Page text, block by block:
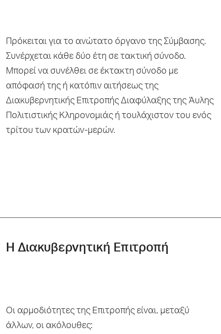
Πρόκειται για το ανώτατο όργανο της Σύμβασης.
Συνέρχεται κάθε δύο έτη σε τακτική σύνοδο.
Μπορεί να συνέλθει σε έκτακτη σύνοδο με
απόφασή της ή κατόπιν αιτήσεως της
Διακυβερνητικής Επιτροπής Διαφύλαξης της Άυλης
Πολιτιστικής Κληρονομιάς ή τουλάχιστον του ενός
τρίτου των κρατών-μερών.
Η Διακυβερνητική Επιτροπή
Οι αρμοδιότητες της Επιτροπής είναι, μεταξύ
άλλων, οι ακόλουθες: